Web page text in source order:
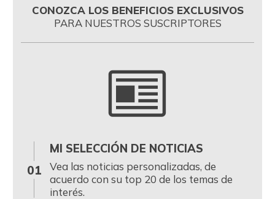
CONOZCA LOS BENEFICIOS EXCLUSIVOS
PARA NUESTROS SUSCRIPTORES
01
MI SELECCIÓN DE NOTICIAS
Vea las noticias personalizadas, de
acuerdo con su top 20 de los temas de
interés.